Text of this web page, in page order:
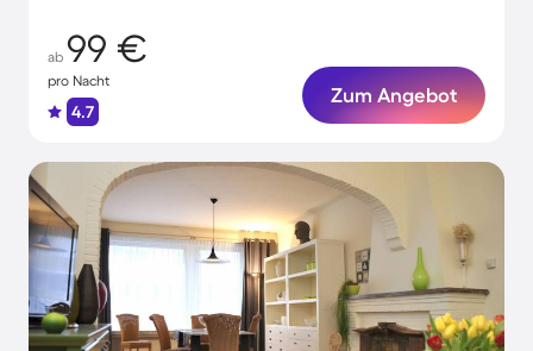
ab 99 €
pro Nacht
4.7
Zum Angebot